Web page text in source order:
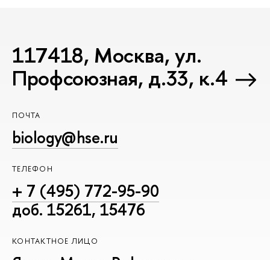
117418, Москва, ул.
Профсоюзная, д.33, к.4
ПОЧТА
biology@hse.ru
ТЕЛЕФОН
+ 7 (495) 772-95-90
доб. 15261, 15476
КОНТАКТНОЕ ЛИЦО